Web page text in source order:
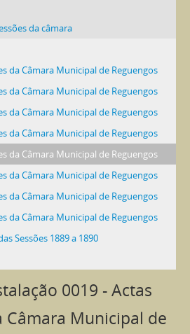
da câmara
da Câmara Municipal de Reguengos
da Câmara Municipal de Reguengos
da Câmara Municipal de Reguengos
da Câmara Municipal de Reguengos
da Câmara Municipal de Reguengos
da Câmara Municipal de Reguengos
da Câmara Municipal de Reguengos
da Câmara Municipal de Reguengos
Sessões 1889 a 1890
0019 - Actas
Câmara Municipal de